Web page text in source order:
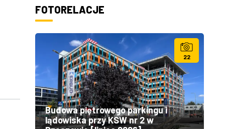
FOTORELACJE
22
Budowa piętrowego parkingu i
lądowiska przy KSW nr 2 w